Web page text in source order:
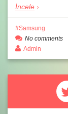
İncele
Samsung
No comments
Admin